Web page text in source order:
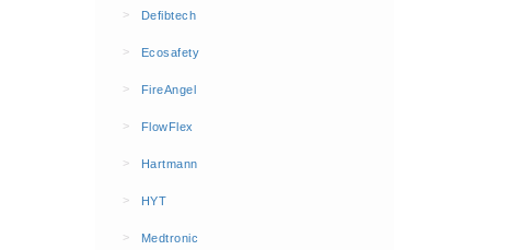
Schuimblussers (6)
Brandmelders
CO melders (2)
> Defibtech
> Ecosafety
> FireAngel
> FlowFlex
> Hartmann
> HYT
> Medtronic